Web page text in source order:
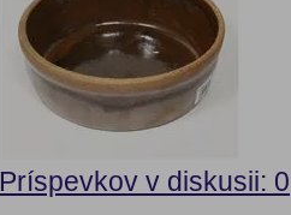
Príspevkov v diskusii: 0